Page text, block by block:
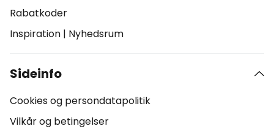
Rabatkoder
Inspiration | Nyhedsrum
Sideinfo
Cookies og persondatapolitik
Vilkår og betingelser